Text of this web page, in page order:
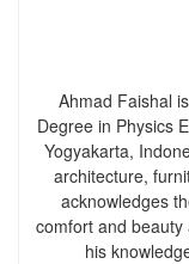
Ahmad Faishal
Degree in Physics
Yogyakarta,
architecture,
acknowledges
comfort and
his